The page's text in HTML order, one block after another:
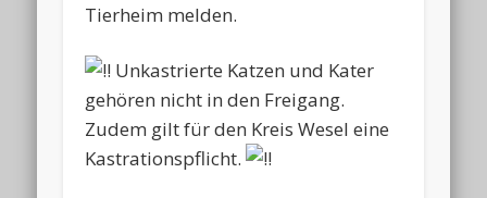
Tierheim melden.
Unkastrierte Katzen und Kater
gehören nicht in den Freigang.
Zudem gilt für den Kreis Wesel eine
Kastrationspflicht.